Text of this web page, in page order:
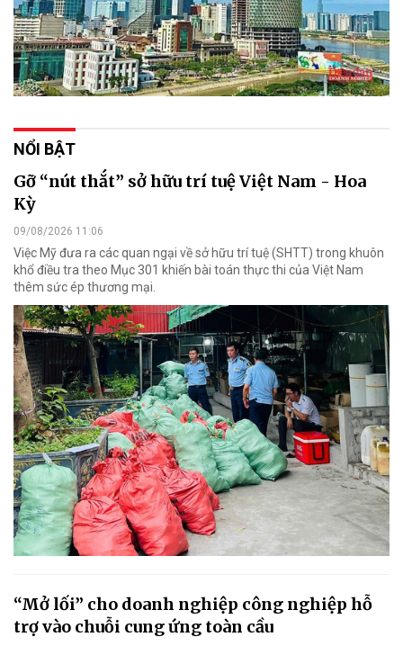
NỔI BẬT
Gỡ “nút thắt” sở hữu trí tuệ Việt Nam - Hoa
Kỳ
09/08/2026 11:06
Việc Mỹ đưa ra các quan ngại về sở hữu trí tuệ (SHTT) trong khuôn
khổ điều tra theo Mục 301 khiến bài toán thực thi của Việt Nam
thêm sức ép thương mại.
“Mở lối” cho doanh nghiệp công nghiệp hỗ
trợ vào chuỗi cung ứng toàn cầu